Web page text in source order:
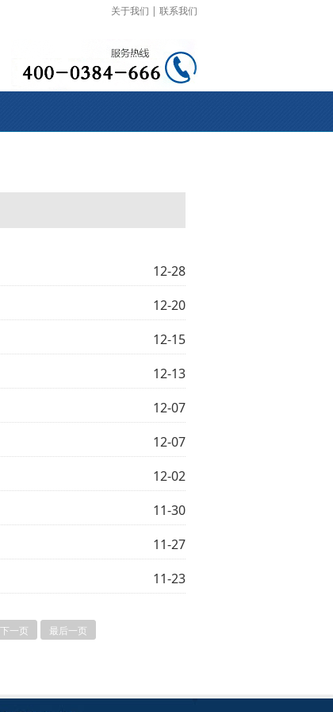
关于我们 | 联系我们
12-28
12-20
12-15
12-13
12-07
12-07
12-02
11-30
11-27
11-23
下一页 最后一页